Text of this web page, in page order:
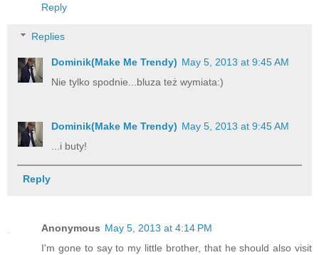
Reply
Replies
Dominik(Make Me Trendy) May 5, 2013 at 9:45 AM
Nie tylko spodnie...bluza też wymiata:)
Dominik(Make Me Trendy) May 5, 2013 at 9:45 AM
...i buty!
Reply
Anonymous May 5, 2013 at 4:14 PM
I'm gone to say to my little brother, that he should also visit